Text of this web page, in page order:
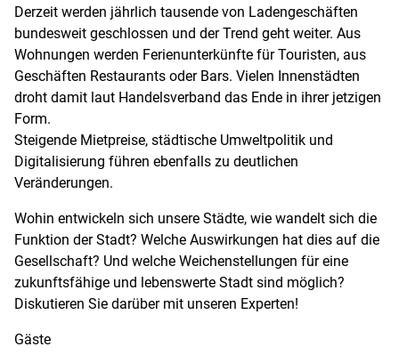
Derzeit werden jährlich tausende von Ladengeschäften
bundesweit geschlossen und der Trend geht weiter. Aus
Wohnungen werden Ferienunterkünfte für Touristen, aus
Geschäften Restaurants oder Bars. Vielen Innenstädten
droht damit laut Handelsverband das Ende in ihrer jetzigen
Form.
Steigende Mietpreise, städtische Umweltpolitik und
Digitalisierung führen ebenfalls zu deutlichen
Veränderungen.
Wohin entwickeln sich unsere Städte, wie wandelt sich die
Funktion der Stadt? Welche Auswirkungen hat dies auf die
Gesellschaft? Und welche Weichenstellungen für eine
zukunftsfähige und lebenswerte Stadt sind möglich?
Diskutieren Sie darüber mit unseren Experten!
Gäste